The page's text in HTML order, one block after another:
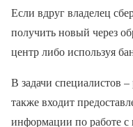
Если вдруг владелец
получить новый через
центр либо используя
В задачи специалистов
также входит
информации по работе с